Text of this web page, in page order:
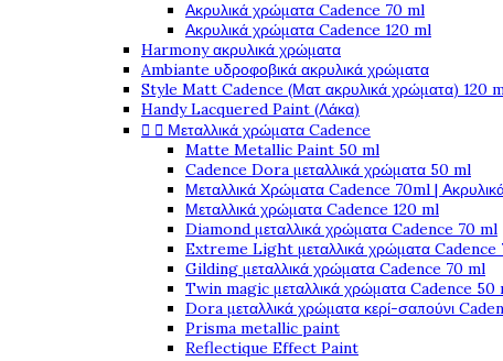
Ακρυλικά χρώματα Cadence 70 ml
Ακρυλικά χρώματα Cadence 120 ml
Harmony ακρυλικά χρώματα
Ambiante υδροφοβικά ακρυλικά χρώματα
Style Matt Cadence (Ματ ακρυλικά χρώματα) 120
Handy Lacquered Paint (Λάκα)
  Μεταλλικά χρώματα Cadence
Matte Metallic Paint 50 ml
Cadence Dora μεταλλικά χρώματα 50 ml
Μεταλλικά Χρώματα Cadence 70ml |
Μεταλλικά χρώματα Cadence 120 ml
Diamond μεταλλικά χρώματα Cadence 70 ml
Extreme Light μεταλλικά χρώματα Cadence
Gilding μεταλλικά χρώματα Cadence 70 ml
Twin magic μεταλλικά χρώματα Cadence 50
Dora μεταλλικά χρώματα κερί-σαπούνι
Prisma metallic paint
Reflectique Effect Paint